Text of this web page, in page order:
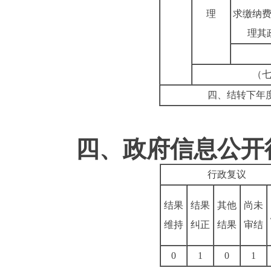
理
求缴纳
理其
（
四、结转下年
四、政府信息公开
行政复议
结果
维持
结果
纠正
其他
结果
尚未
审结
0 1 0 1